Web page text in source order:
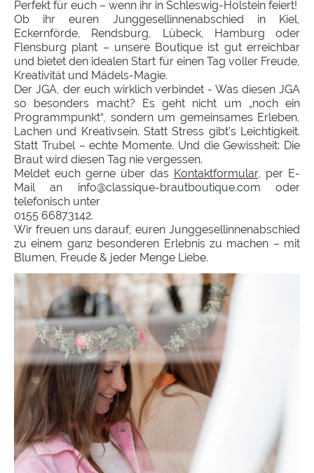
Perfekt für euch – wenn ihr in Schleswig-Holstein feiert!
Ob ihr euren Junggesellinnenabschied in Kiel,
Eckernförde, Rendsburg, Lübeck, Hamburg oder
Flensburg plant – unsere Boutique ist gut erreichbar
und bietet den idealen Start für einen Tag voller Freude,
Kreativität und Mädels-Magie.
Der JGA, der euch wirklich verbindet - Was diesen JGA
so besonders macht? Es geht nicht um „noch ein
Programmpunkt“, sondern um gemeinsames Erleben,
Lachen und Kreativsein. Statt Stress gibt’s Leichtigkeit.
Statt Trubel – echte Momente. Und die Gewissheit: Die
Braut wird diesen Tag nie vergessen.
Meldet euch gerne über das Kontaktformular, per E-
Mail an info@classique-brautboutique.com oder
telefonisch unter
0155 66873142.
Wir freuen uns darauf, euren Junggesellinnenabschied
zu einem ganz besonderen Erlebnis zu machen – mit
Blumen, Freude & jeder Menge Liebe.